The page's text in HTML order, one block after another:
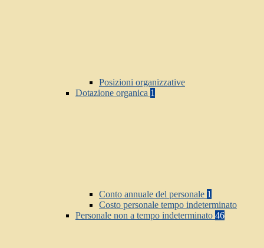
Posizioni organizzative
Dotazione organica 1
Conto annuale del personale 1
Costo personale tempo indeterminato
Personale non a tempo indeterminato 46